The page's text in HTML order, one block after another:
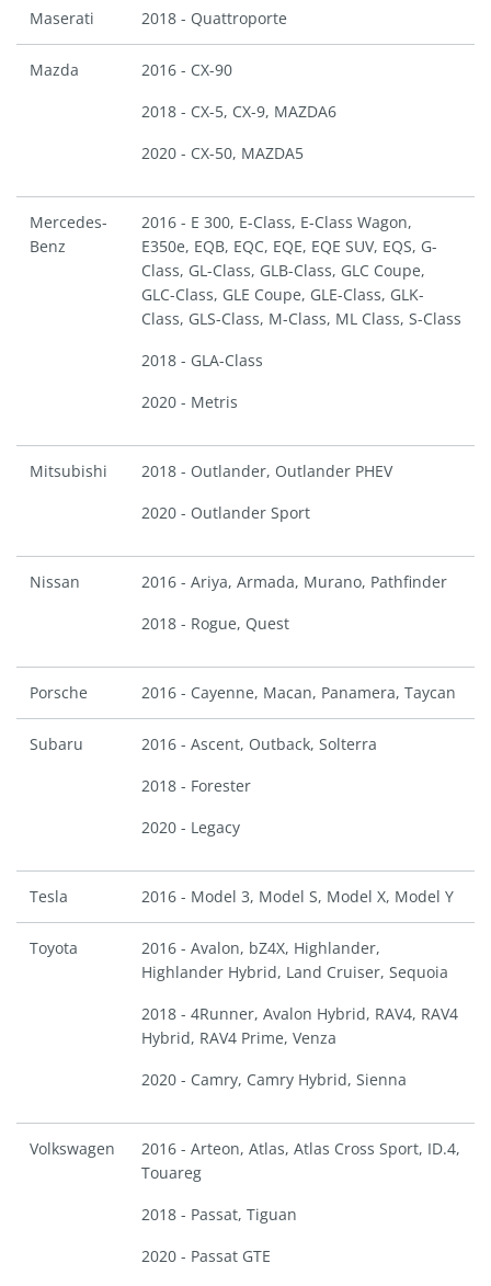
Maserati 2018 - Quattroporte
Mazda
2016 - CX-90
2018 - CX-5, CX-9, MAZDA6
2020 - CX-50, MAZDA5
Mercedes-
Benz
2016 - E 300, E-Class, E-Class Wagon,
E350e, EQB, EQC, EQE, EQE SUV, EQS, G-
Class, GL-Class, GLB-Class, GLC Coupe,
GLC-Class, GLE Coupe, GLE-Class, GLK-
Class, GLS-Class, M-Class, ML Class, S-Class
2018 - GLA-Class
2020 - Metris
Mitsubishi
2018 - Outlander, Outlander PHEV
2020 - Outlander Sport
Nissan
2016 - Ariya, Armada, Murano, Pathfinder
2018 - Rogue, Quest
Porsche 2016 - Cayenne, Macan, Panamera, Taycan
Subaru
2016 - Ascent, Outback, Solterra
2018 - Forester
2020 - Legacy
Tesla 2016 - Model 3, Model S, Model X, Model Y
Toyota
2016 - Avalon, bZ4X, Highlander,
Highlander Hybrid, Land Cruiser, Sequoia
2018 - 4Runner, Avalon Hybrid, RAV4, RAV4
Hybrid, RAV4 Prime, Venza
2020 - Camry, Camry Hybrid, Sienna
Volkswagen
2016 - Arteon, Atlas, Atlas Cross Sport, ID.4,
Touareg
2018 - Passat, Tiguan
2020 - Passat GTE